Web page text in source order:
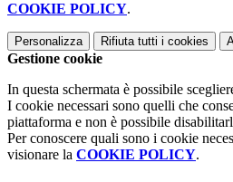
COOKIE POLICY.
Personalizza Rifiuta tutti i cookies
Gestione cookie
In questa schermata è possibile
I cookie necessari sono quelli che
piattaforma e non è possibile
Per conoscere quali sono i cookie
visionare la COOKIE POLICY.